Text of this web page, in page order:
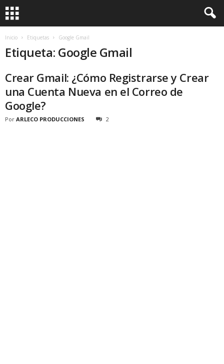
Inicio Etiquetas Google Gmail
Etiqueta: Google Gmail
Crear Gmail: ¿Cómo Registrarse y Crear
una Cuenta Nueva en el Correo de
Google?
Por ARLECO PRODUCCIONES 2